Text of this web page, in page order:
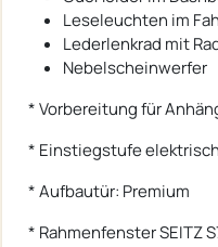
Leseleuchten im
Lederlenkrad mit
Nebelscheinwerfer
* Vorbereitung für
* Einstiegstufe elektrisch
* Aufbautür: Premium
* Rahmenfenster SEITZ